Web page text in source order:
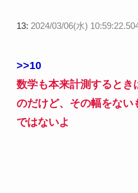
13: 2024/03/06(水)
>>10
数学も本来計測するとき
のだけど、その幅をない
ではないよ